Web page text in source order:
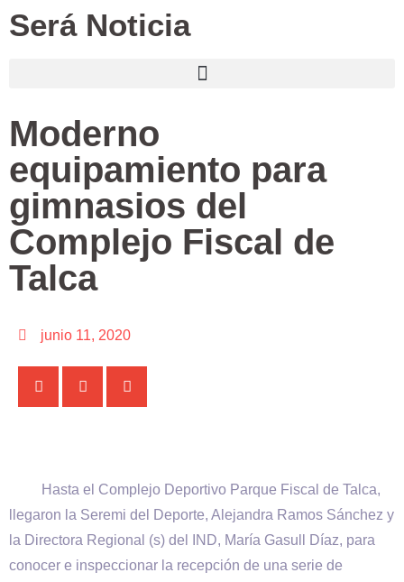
Será Noticia
Moderno
equipamiento para
gimnasios del
Complejo Fiscal de
Talca
junio 11, 2020
Hasta el Complejo Deportivo Parque Fiscal de Talca,
llegaron la Seremi del Deporte, Alejandra Ramos Sánchez y
la Directora Regional (s) del IND, María Gasull Díaz, para
conocer e inspeccionar la recepción de una serie de